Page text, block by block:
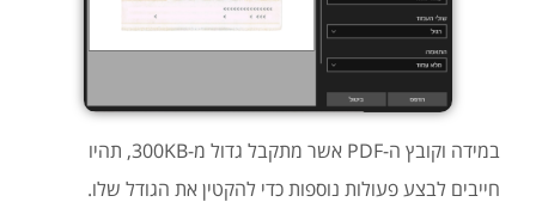
במידה וקובץ ה-PDF אשר מתקבל גדול מ-300KB, תהיו
חייבים לבצע פעולות נוספות כדי להקטין את הגודל שלו.